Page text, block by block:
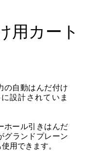
用カート
の自動はんだ付け
設計されていま
ホール引きはんだ
グランドプレーン
用できます。